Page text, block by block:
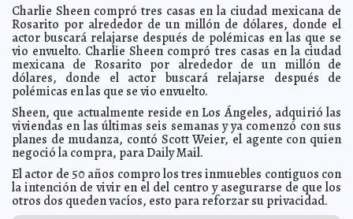
2016-05-27 09:02:23 Hermano de AMLO assegura que es un tirano Claudia
Sofía Gómez Infante
2016-05-27 09:00:03 Nadal se retira de la Roland Garros Claudia Sofía Gómez
Infante
2016-05-27 07:36:27 Nuño Mayer promete diálogo con el CNTE si reconocen
reforma educativa Claudia Sofía Gómez Infante
2016-05-27 07:27:29 Lila Downs cantará en el Royal Festival Hall
Jorge Armando
León Borges
2016-05-27 07:23:15 Johnny Depp y Amber Heard se separan Claudia Sofía
Gómez Infante
2016-05-27 07:14:04 The Cranberries estará en Cancún Claudia Sofía Gómez
Infante
2016-05-26 09:59:38 Omar Chaparro dará voz a Condorito Claudia Sofía Gómez
Infante
Charlie Sheen compró tres casas en la ciudad mexicana de
Rosarito por alrededor de un millón de dólares, donde el
actor buscará relajarse después de polémicas en las que se
vio envuelto. Charlie Sheen compró tres casas en la ciudad
mexicana de Rosarito por alrededor de un millón de
dólares, donde el actor buscará relajarse después de
polémicas en las que se vio envuelto.
Sheen, que actualmente reside en Los Ángeles, adquirió las
viviendas en las últimas seis semanas y ya comenzó con sus
planes de mudanza, contó Scott Weier, el agente con quien
negoció la compra, para Daily Mail.
El actor de 50 años compro los tres inmuebles contiguos con
la intención de vivir en el del centro y asegurarse de que los
otros dos queden vacíos, esto para reforzar su privacidad.